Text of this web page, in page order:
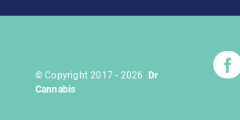
© Copyright 2017 - 2026 Dr
Cannabis